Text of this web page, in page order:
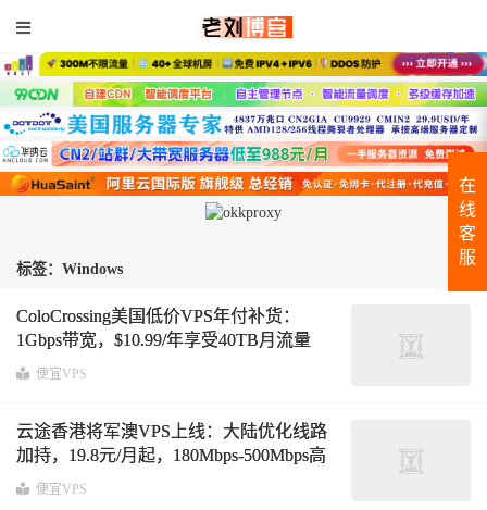
标签：Windows
ColoCrossing美国低价VPS年付补货：
1Gbps带宽，$10.99/年享受40TB月流量
KVM方案全面解析 洛杉矶机房新鲜补
便宜VPS
云途香港将军澳VPS上线：大陆优化线路
加持，19.8元/月起，180Mbps-500Mbps高
速带宽推荐
便宜VPS
在
线
客
服